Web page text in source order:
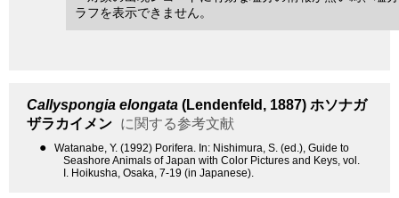
ラフを表示できません。
Callyspongia elongata (Lendenfeld, 1887) ホソナガ
ザラカイメン に関する参考文献
●
Watanabe, Y. (1992) Porifera. In: Nishimura, S. (ed.), Guide to
Seashore Animals of Japan with Color Pictures and Keys, vol.
I. Hoikusha, Osaka, 7-19 (in Japanese).